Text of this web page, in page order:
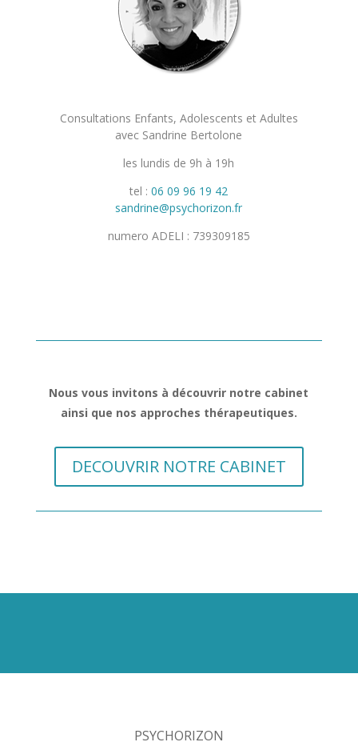
Consultations Enfants, Adolescents et Adultes
avec Sandrine Bertolone
les lundis de 9h à 19h
tel :06 09 96 19 42
sandrine@psychorizon.fr
numero ADELI : 739309185
Nous vous invitons à découvrir notre cabinet
ainsi que nos approches thérapeutiques.
DECOUVRIR NOTRE CABINET
PSYCHORIZON